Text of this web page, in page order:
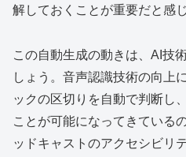
解しておくことが重要だと感
この自動生成の動きは、AI技
しょう。音声認識技術の向上
ックの区切りを自動で判断し
ことが可能になってきている
ッドキャストのアクセシビリ